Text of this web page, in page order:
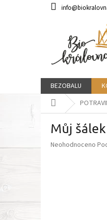
BEZOBALU
Domů
Můj
Průměrné
Neohodnoceno